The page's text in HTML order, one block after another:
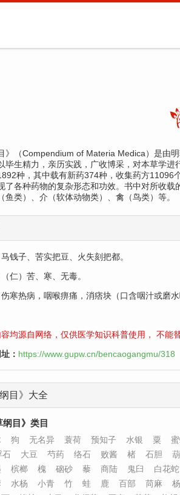
》（Compendium of Materia Medica）是由
毕生精力，亲历实践，广收博采，对本草学
种，其中载有新药374种，收集药方11096
了各种药物的复杂形态和功效。书中对所收
鱼类）、介（软体动物类）、禽（鸟类）等。
马钱子、苦实把豆、火失刻把都。
（仁）苦、寒、无毒。
伤寒热病，咽喉痹痛，消痞块（口含咽汁或磨水
容均源自网络，仅供医学知识科普使用， 不能
： https://www.gupw.cn/bencaogangmu/318
纲目》大全
纲目》类目
狗 无名异 蓑荷 预知子 水银 粟
石 大豆 芍药 络石 败酱 楮 石胆 葫
槟榔 槐 硇砂 藜 商陆 鬼臼 白花蛇
水杨 小青 竹 蛙 鹿 百部 苘麻